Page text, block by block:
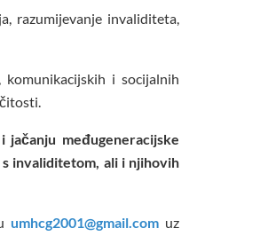
razumijevanje invaliditeta,
i socijalnih
međugeneracijske
invaliditetom, ali i njihovih
umhcg2001@gmail.comuz